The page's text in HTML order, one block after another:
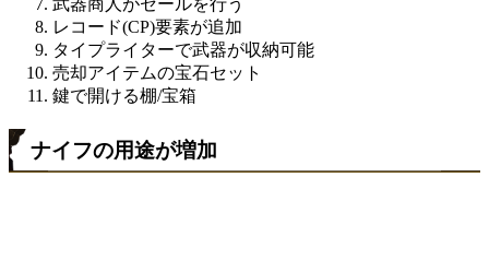
武器商人がセールを行う
レコード(CP)要素が追加
タイプライターで武器が収納可能
売却アイテムの宝石セット
鍵で開ける棚/宝箱
ナイフの用途が増加